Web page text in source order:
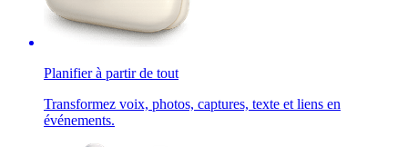
Planifier à partir de tout
Transformez voix, photos, captures, texte et liens en
événements.